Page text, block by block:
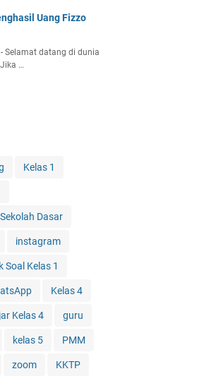
Uang Fizzo
Selamat datang di dunia
…
Kelas 1
Sekolah Dasar
instagram
Soal Kelas 1
Kelas 4
Kelas 4 guru
kelas 5 PMM
zoom KKTP